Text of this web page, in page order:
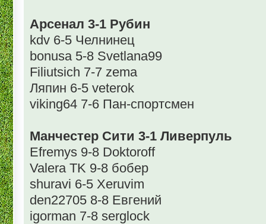
Арсенал 3-1 Рубин
kdv 6-5 Челнинец
bonusa 5-8 Svetlana99
Filiutsich 7-7 zema
Ляпин 6-5 veterok
viking64 7-6 Пан-спортсмен
Манчестер Сити 3-1 Ливерпуль
Efremys 9-8 Doktoroff
Valera TK 9-8 бобер
shuravi 6-5 Xeruvim
den22705 8-8 Евгений
igorman 7-8 serglock